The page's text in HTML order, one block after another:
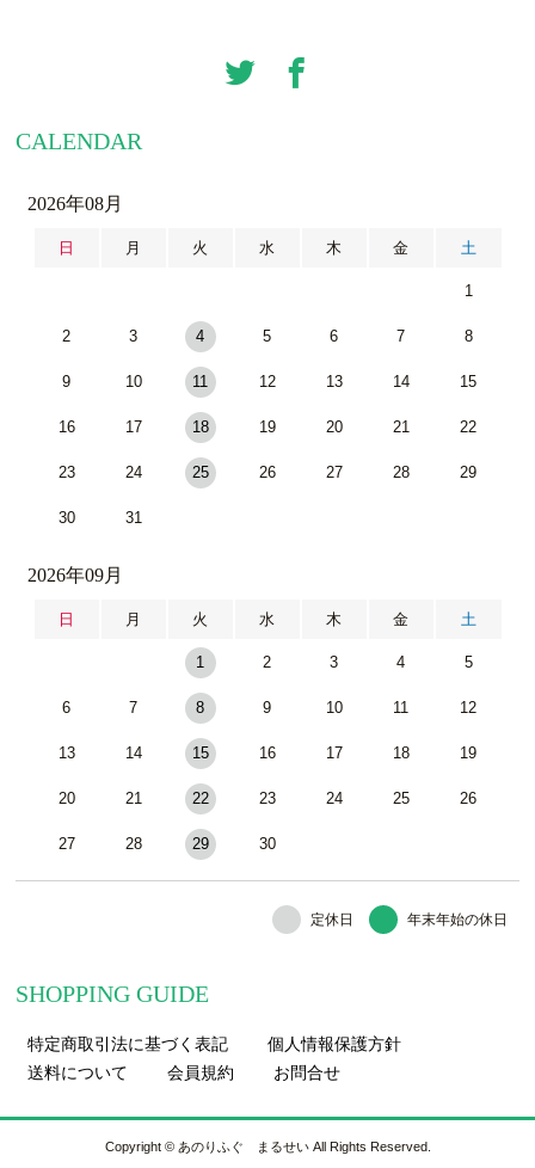
CALENDAR
2026年08月
日 月 火 水 木 金 土
1
2 3 4 5 6 7 8
9 10 11 12 13 14 15
16 17 18 19 20 21 22
23 24 25 26 27 28 29
30 31
2026年09月
日 月 火 水 木 金 土
1 2 3 4 5
6 7 8 9 10 11 12
13 14 15 16 17 18 19
20 21 22 23 24 25 26
27 28 29 30
定休日 年末年始の休日
SHOPPING GUIDE
特定商取引法に基づく表記
個人情報保護方針
送料について
会員規約 お問合せ
Copyright © あのりふぐ まるせい All Rights Reserved.